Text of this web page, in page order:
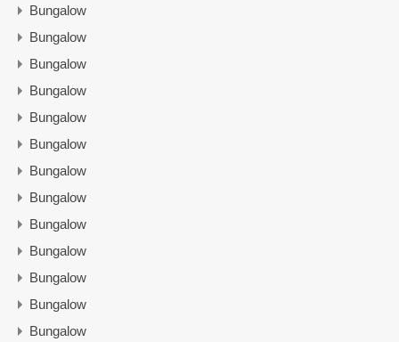
Bungalow
Bungalow
Bungalow
Bungalow
Bungalow
Bungalow
Bungalow
Bungalow
Bungalow
Bungalow
Bungalow
Bungalow
Bungalow